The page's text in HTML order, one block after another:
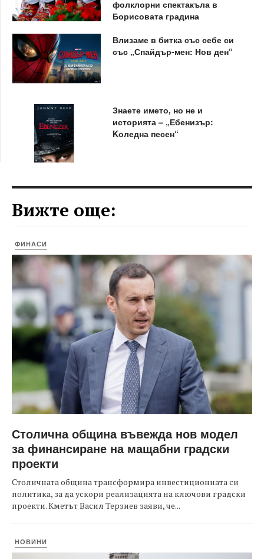
фолклорни спектакъла в
Борисовата градина
Влизаме в битка със себе си
със „Спайдър-мен: Нов ден“
Знаете името, но не и
историята – „Ебенизър:
Kоледна песен“
Вижте още:
ФИНАСИ
Столична община въвежда нов модел
за финансиране на мащабни градски
проекти
Столичната община трансформира инвестиционната си
политика, за да ускори реализацията на ключови градски
проекти. Кметът Васил Терзиев заяви, че...
НОВИНИ